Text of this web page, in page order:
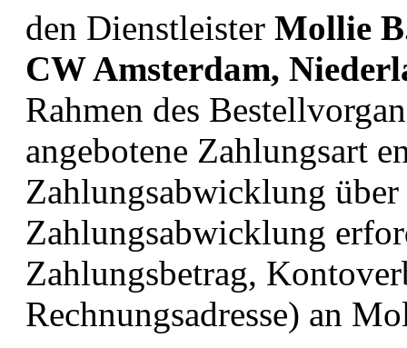
den Dienstleister Mollie
CW Amsterdam,
Rahmen des
angebotene Zahlungsart
Zahlungsabwicklung
Zahlungsabwicklung
Zahlungsbetrag,
Rechnungsadresse) an